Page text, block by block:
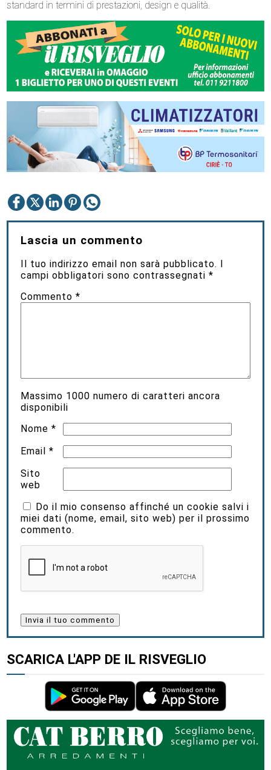
standard in termini di prestazioni, design e qualità.
Lascia un commento
Il tuo indirizzo email non sarà pubblicato.
campi obbligatori sono contrassegnati*
Commento*
Massimo 1000 numero di caratteri ancora
disponibili
Nome*
Email*
Sito
web
Do il mio consenso affinché un cookie salvi i
miei dati (nome, email, sito web) per il prossimo
commento.
SCARICA L'APP DE IL RISVEGLIO